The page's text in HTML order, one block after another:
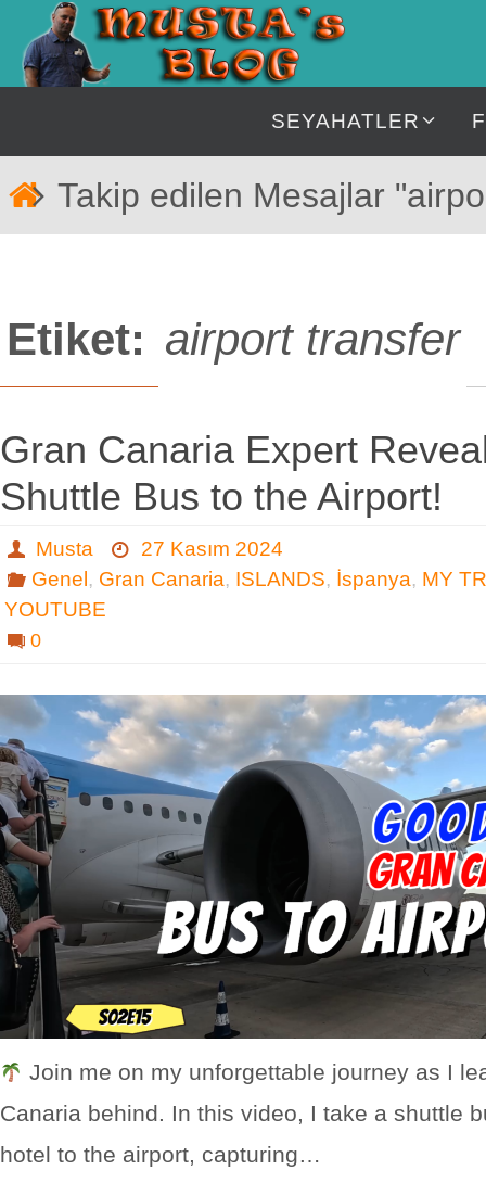
İçeriğe
geç
SEYAHATLER
Takip edilen Mesajlar
Etiket: airport transfer
Gran Canaria Expert
Shuttle Bus to the Airport!
Musta
27 Kasım 2024
Genel , Gran Canaria, ISLANDS, İspanya, MY
YOUTUBE
0
Join me on my unforgettable journey as I
Canaria behind. In this video, I take a shuttle
hotel to the airport, capturing…